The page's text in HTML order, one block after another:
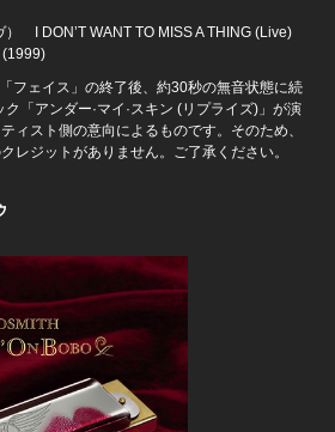
） I DON’T WANT TO MISS A THING (Live)
(1999)
フェイス」の終了後、約30秒の無音状態に続
「アンダー·マイ·スキン (リプライズ)」が演
ィスト側の意向によるものです。そのため、
レジットがありません。ご了承ください。